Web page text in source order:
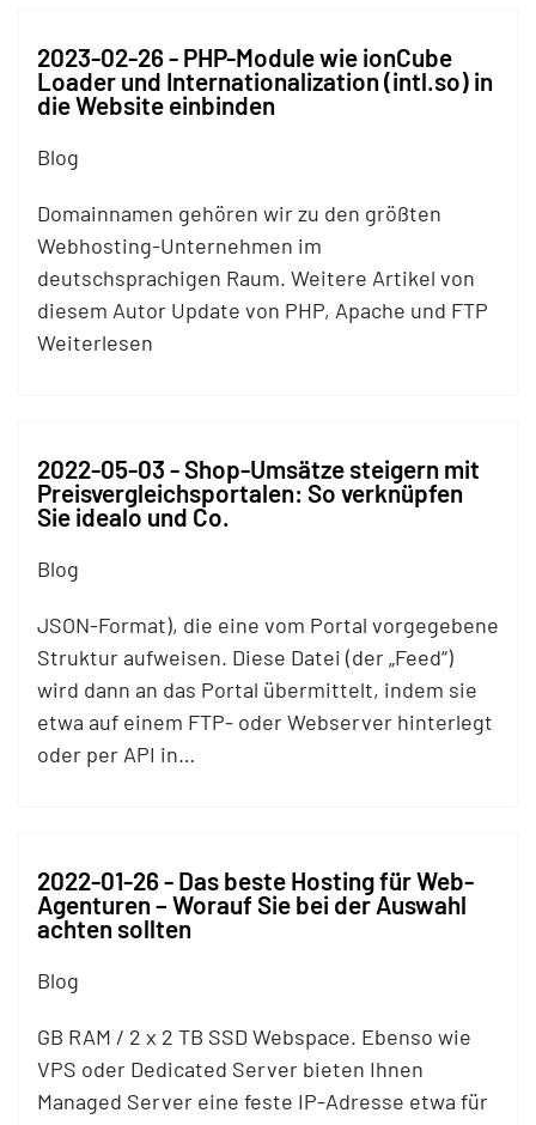
2023-02-26 - PHP-Module wie ionCube
Loader und Internationalization (intl.so) in
die Website einbinden
Blog
Domainnamen gehören wir zu den größten
Webhosting-Unternehmen im
deutschsprachigen Raum. Weitere Artikel von
diesem Autor Update von PHP, Apache und FTP
Weiterlesen
2022-05-03 - Shop-Umsätze steigern mit
Preisvergleichsportalen: So verknüpfen
Sie idealo und Co.
Blog
JSON-Format), die eine vom Portal vorgegebene
Struktur aufweisen. Diese Datei (der „Feed“)
wird dann an das Portal übermittelt, indem sie
etwa auf einem FTP- oder Webserver hinterlegt
oder per API in…
2022-01-26 - Das beste Hosting für Web-
Agenturen – Worauf Sie bei der Auswahl
achten sollten
Blog
GB RAM / 2 x 2 TB SSD Webspace. Ebenso wie
VPS oder Dedicated Server bieten Ihnen
Managed Server eine feste IP-Adresse etwa für